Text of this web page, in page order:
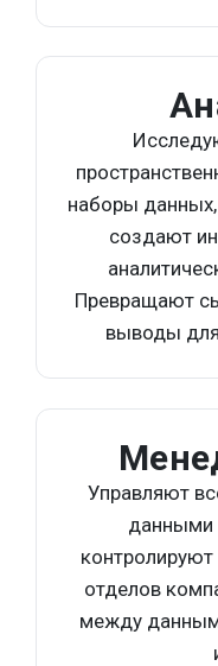
наборы
создают
Превращают
выводы для
Управляют
данными
отделов
между